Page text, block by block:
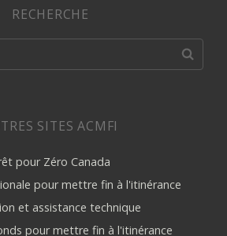
RECHERCHE
SITES ACMFI
pour Zéro Canada
pour mettre fin à l'itinérance
et assistance technique
pour mettre fin à l'itinérance